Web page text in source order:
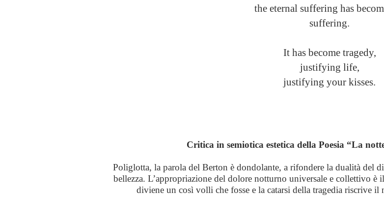
the eternal suffering has
suffering.
It has become tragedy,
justifying life,
justifying your kisses.
Critica in semiotica estetica della Poesia “La
Poliglotta, la parola del Berton è dondolante, a rifondere la dualità del
bellezza. L’appropriazione del dolore notturno universale e collettivo è
diviene un così volli che fosse e la catarsi della tragedia riscrive